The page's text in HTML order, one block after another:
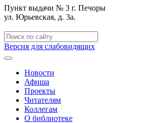
Пункт выдачи № 3 г. Печоры
ул. Юрьевская, д. 3а.
Версия для слабовидящих
Новости
Афиша
Проекты
Читателям
Коллегам
О библиотеке